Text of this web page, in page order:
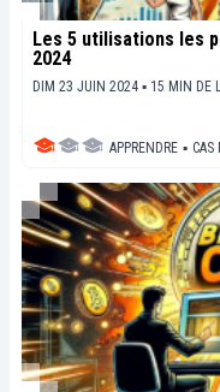
Les 5 utilisations les
2024
DIM 23 JUIN 2024 ▪ 15 MIN DE
APPRENDRE ▪ CAS